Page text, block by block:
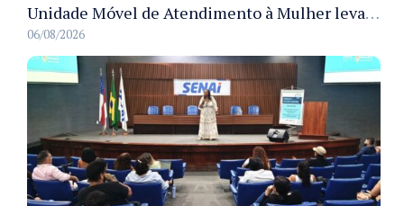
Unidade Móvel de Atendimento à Mulher leva serviços a condomínio em Manaus durante Agosto Lilás
06/08/2026